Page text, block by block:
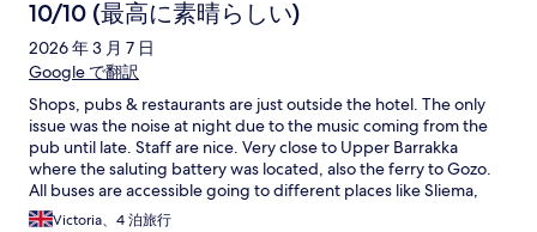
10/10 (最高に素晴らしい)
2026 年 3 月 7 日
Google で翻訳
Shops, pubs & restaurants are just outside the hotel. The only
issue was the noise at night due to the music coming from the
pub until late. Staff are nice. Very close to Upper Barrakka
where the saluting battery was located, also the ferry to Gozo.
All buses are accessible going to different places like Sliema,
Malta Airport, St Julians etc are 5mins to walk from the hotel.
Victoria、4 泊旅行